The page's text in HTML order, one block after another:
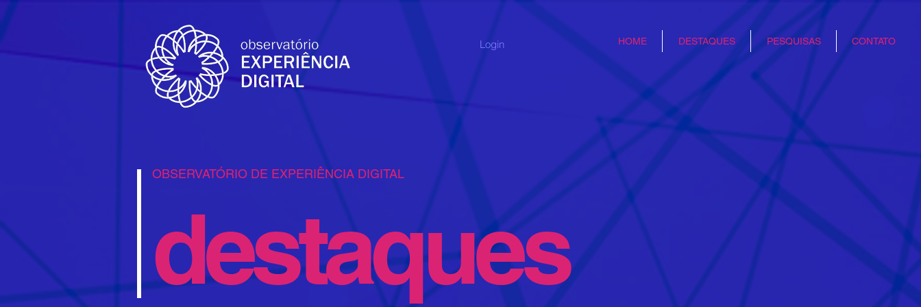
HOME DESTAQUES PESQUISAS CONTATO
Login
OBSERVATÓRIO DE EXPERIÊNCIA DIGITAL
destaques